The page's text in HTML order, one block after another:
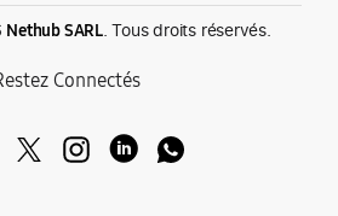
Nethub SARL. Tous droits réservés.
Connectés